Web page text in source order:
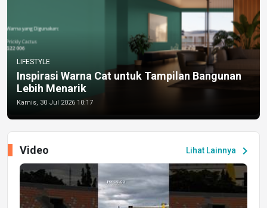
LIFESTYLE
Inspirasi Warna Cat untuk Tampilan Bangunan
Lebih Menarik
Kamis, 30 Jul 2026 10:17
Lihat Lainnya chevron_right
Video